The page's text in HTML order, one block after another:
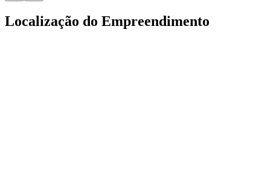
Localização do Empreendimento